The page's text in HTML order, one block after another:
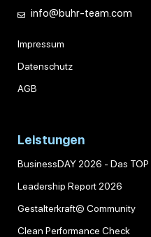
info@buhr-team.com
Impressum
Datenschutz
AGB
Leistungen
BusinessDAY 2026 - Das
Leadership Report 2026
Gestalterkraft© Community
Clean Performance Check